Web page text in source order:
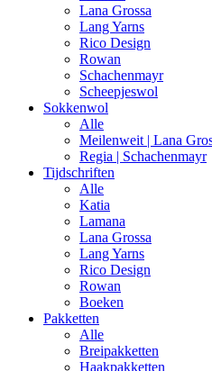
Lana Grossa
Lang Yarns
Rico Design
Rowan
Schachenmayr
Scheepjeswol
Sokkenwol
Alle
Meilenweit | Lana
Regia | Schachenmayr
Tijdschriften
Alle
Katia
Lamana
Lana Grossa
Lang Yarns
Rico Design
Rowan
Boeken
Pakketten
Alle
Breipakketten
Haakpakketten